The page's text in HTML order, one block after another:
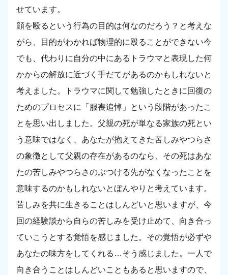
せています。
顔を殴るという行為の目的は何なのだろう？と考えな
がら、目的がわかれば物理的に殴ることができない今
でも、代わりに自分の中にあるトラウマと表現した何
かからの解放に近づく手だてがあるのかもしれないと
考えました。トラウマに関して勉強したときに回復の
ためのプロセスに「服喪追悼」という段階があったこ
とを思い出しました。父親の死が単なる家族の死とい
う意味ではなく、あなたが抱えてきた苦しみやつらさ
の象徴として父親の存在があるのなら、その死はあな
たの苦しみやつらさのぶつける先がなくなったことを
意味するのかもしれないとぼんやりと考えています。
苦しみを共に生きることはしんどいと思いますが、今
回の経験談から自らの苦しみを受け止めて、向き合っ
ていこうとする覚悟を感じました。その覚悟が必ずや
あなたの味方をしてくれる…そう感じました。一人で
向き合うことはしんどいこともあると思いますので、